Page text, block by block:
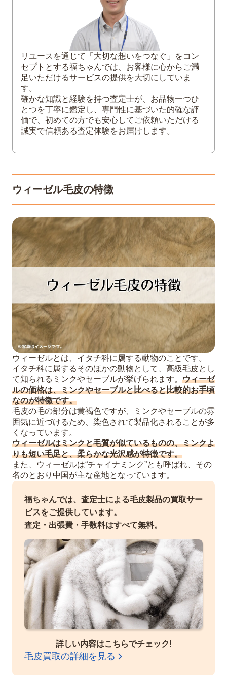
毛皮の状態を整える
保証書などの付属品を用意する
できるだけ早く売る
5 ウィーゼル毛皮は需要の高い人気アイテム
リユースを通じて「大切な想いをつなぐ」をコン
セプトとする福ちゃんでは、お客様に心からご満
足いただけるサービスの提供を大切にしていま
す。
確かな知識と経験を持つ査定士が、お品物一つひ
とつを丁寧に鑑定し、専門性に基づいた的確な評
価で、初めての方でも安心してご依頼いただける
誠実で信頼ある査定体験をお届けします。
ウィーゼル毛皮の特徴
ウィーゼルとは、イタチ科に属する動物のことです。
イタチ科に属するそのほかの動物として、高級毛皮とし
て知られるミンクやセーブルが挙げられます。 ウィーゼ
ルの価格は、ミンクやセーブルと比べると比較的お手頃
なのが特徴です。
毛皮の毛の部分は黄褐色ですが、ミンクやセーブルの雰
囲気に近づけるため、染色されて製品化されることが多
くなっています。
ウィーゼルはミンクと毛質が似ているものの、ミンクよ
りも短い毛足と、柔らかな光沢感が特徴です。
また、ウィーゼルは“チャイナミンク”とも呼ばれ、その
名のとおり中国が主な産地となっています。
福ちゃんでは、査定士による毛皮製品の買取サー
ビスをご提供しています。
査定・出張費・手数料はすべて無料。
詳しい内容はこちらでチェック!
毛皮買取の詳細を見る